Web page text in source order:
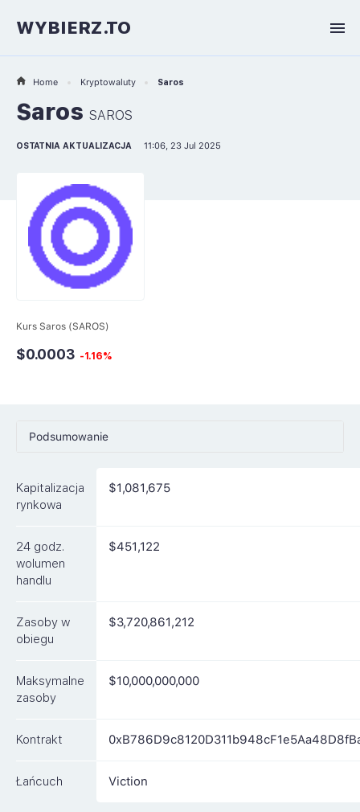
WYBIERZ.TO
Home Kryptowaluty Saros
Saros SAROS
OSTATNIA AKTUALIZACJA 11:06, 23 Jul 2025
Kurs Saros (SAROS)
$0.0003 -1.16%
Podsumowanie
Rynki
FAQ
Kapitalizacja
rynkowa
$1,081,675
24 godz.
wolumen
handlu
$451,122
Zasoby w
obiegu
$3,720,861,212
Maksymalne
zasoby
$10,000,000,000
Kontrakt
Łańcuch Viction